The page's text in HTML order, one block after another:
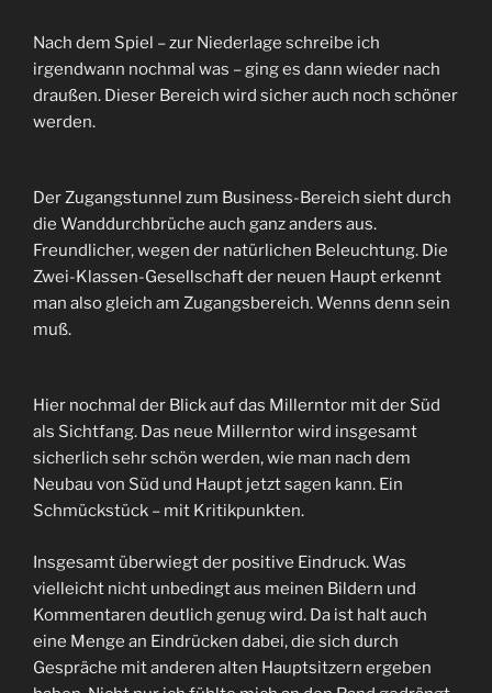
Nach dem Spiel – zur Niederlage schreibe ich
irgendwann nochmal was – ging es dann wieder nach
draußen. Dieser Bereich wird sicher auch noch schöner
werden.
Der Zugangstunnel zum Business-Bereich sieht durch
die Wanddurchbrüche auch ganz anders aus.
Freundlicher, wegen der natürlichen Beleuchtung. Die
Zwei-Klassen-Gesellschaft der neuen Haupt erkennt
man also gleich am Zugangsbereich. Wenns denn sein
muß.
Hier nochmal der Blick auf das Millerntor mit der Süd
als Sichtfang. Das neue Millerntor wird insgesamt
sicherlich sehr schön werden, wie man nach dem
Neubau von Süd und Haupt jetzt sagen kann. Ein
Schmückstück – mit Kritikpunkten.
Insgesamt überwiegt der positive Eindruck. Was
vielleicht nicht unbedingt aus meinen Bildern und
Kommentaren deutlich genug wird. Da ist halt auch
eine Menge an Eindrücken dabei, die sich durch
Gespräche mit anderen alten Hauptsitzern ergeben